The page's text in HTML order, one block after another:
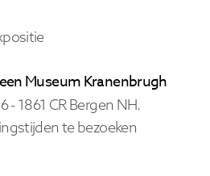
Museum Kranenbrugh
-1861 CR Bergen NH.
te bezoeken